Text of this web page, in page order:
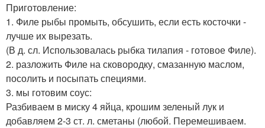
Приготовление:
1. Филе рыбы промыть, обсушить, если есть косточки -
лучше их вырезать.
(В д. сл. Использовалась рыбка тилапия - готовое Филе).
2. разложить Филе на сковородку, смазанную маслом,
посолить и посыпать специями.
3. мы готовим соус:
Разбиваем в миску 4 яйца, крошим зеленый лук и
добавляем 2-3 ст. л. сметаны (любой. Перемешиваем.